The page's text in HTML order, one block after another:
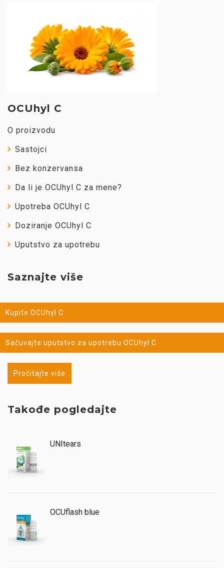
OCUhyl C
O proizvodu
Sastojci
Bez konzervansa
Da li je OCUhyl C za mene?
Upotreba OCUhyl C
Doziranje OCUhyl C
Uputstvo za upotrebu
Saznajte više
Kupite OCUhyl C
Sačuvajte uputstvo za upotrebu OCUhyl C
Pročitajte više
Takođe pogledajte
UNItears
OCUflash blue